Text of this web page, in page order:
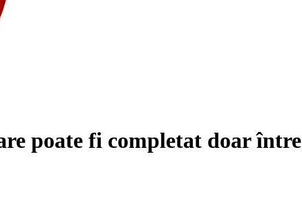
poate fi completat doar între